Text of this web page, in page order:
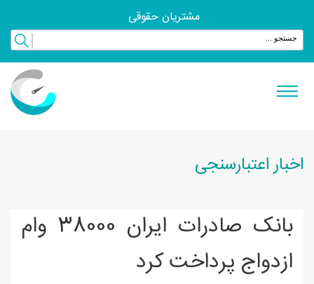
مشتریان حقوقی
اخبار اعتبارسنجی
​بانک صادرات ایران 38000 وام
ازدواج پرداخت کرد